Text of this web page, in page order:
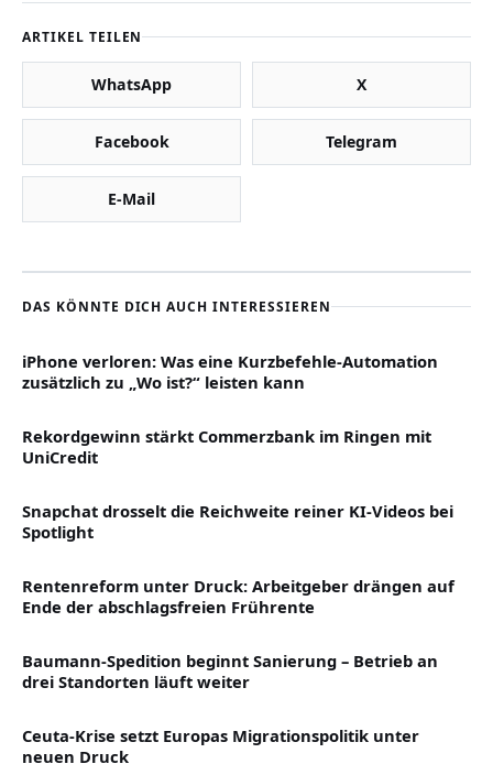
ARTIKEL TEILEN
WhatsApp X
Facebook Telegram
E-Mail
DAS KÖNNTE DICH AUCH INTERESSIEREN
iPhone verloren: Was eine Kurzbefehle-Automation
zusätzlich zu „Wo ist?“ leisten kann
Rekordgewinn stärkt Commerzbank im Ringen mit
UniCredit
Snapchat drosselt die Reichweite reiner KI-Videos bei
Spotlight
Rentenreform unter Druck: Arbeitgeber drängen auf
Ende der abschlagsfreien Frührente
Baumann-Spedition beginnt Sanierung – Betrieb an
drei Standorten läuft weiter
Ceuta-Krise setzt Europas Migrationspolitik unter
neuen Druck